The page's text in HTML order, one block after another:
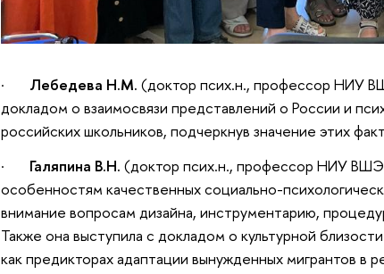
· Лебедева Н.М. (доктор псих.н., профессор НИУ
докладом о взаимосвязи представлений о России и
российских школьников, подчеркнув значение этих
· Галяпина В.Н. (доктор псих.н., профессор НИУ
особенностям качественных социально-
внимание вопросам дизайна, инструментарию,
Также она выступила с докладом о культурной
как предикторах адаптации вынужденных мигрантов в